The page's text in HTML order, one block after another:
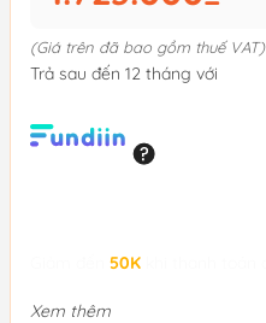
(Giá trên đã bao gồm thuế VAT)
Trả sau đến 12 tháng với
50K
Xem thêm